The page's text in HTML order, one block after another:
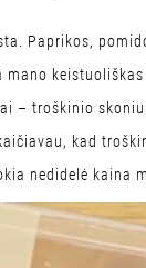
Paprikos,
– troškinio
kad
nedidelė kaina